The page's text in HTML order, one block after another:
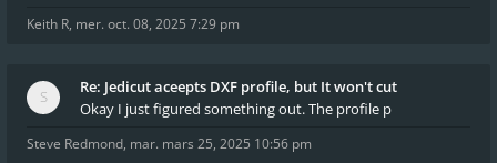
Keith R, mer. oct. 08, 2025 7:29 pm
Re: Jedicut aceepts DXF profile, but It won't cut
Okay I just figured something out. The profile p
Steve Redmond, mar. mars 25, 2025 10:56 pm